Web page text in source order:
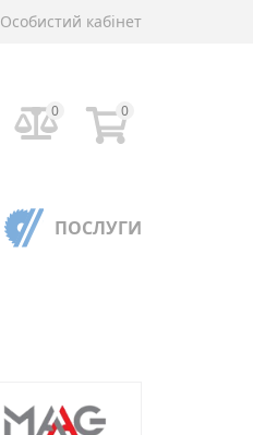
Особистий кабінет
0 0
ПОСЛУГИ